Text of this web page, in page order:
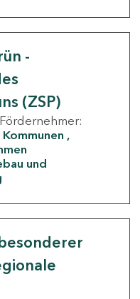
-
(ZSP)
Fördernehmer:
Kommunen
und